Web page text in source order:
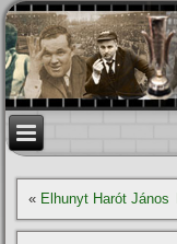
« Elhunyt Harót János